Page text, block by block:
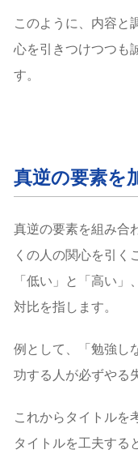
このように、内容と
心を引きつけつつも
す。
真逆の要素を
真逆の要素を組み合
くの人の関心を引く
「低い」と「高い
対比を指します。
例として、「勉強し
功する人が必ずやる
これからタイトルを
タイトルを工夫する